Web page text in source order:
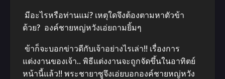
มีอะไรหรือท่านแม่? เหตุใดจึงต้องตามหาตัวข้า
ด้วย? องค์ชายหญ่หวังเอ่ยถามยิ้มๆ
ข้าก็จะบอกข่าวดีกับเจ้าอย่างไรเล่า!! เรื่องการ
แต่งงานของเจ้า.. พิธีแต่งงานจะถูกจัดขึ้นในอาทิตย์
หน้านี้แล้ว!! พระชายาซูจึงเอ่ยบอกองค์ชายหญ่หวัง